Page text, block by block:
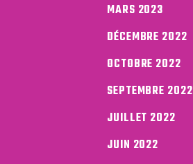
MARS 2023
DÉCEMBRE 2022
OCTOBRE 2022
SEPTEMBRE 2022
JUILLET 2022
JUIN 2022